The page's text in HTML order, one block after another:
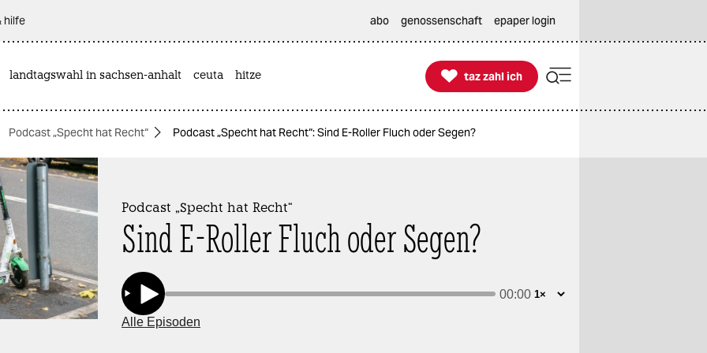
hilfe abo genossenschaft epaper login
landtagswahl in sachsen-anhalt ceuta hitze 
taz zahl ich
taz zahl ich
Podcast „Specht hat Recht“ Podcast „Specht hat Recht“: Sind E-Roller Fluch oder Segen?
Podcast „Specht hat Recht“
Sind E-Roller Fluch oder Segen?